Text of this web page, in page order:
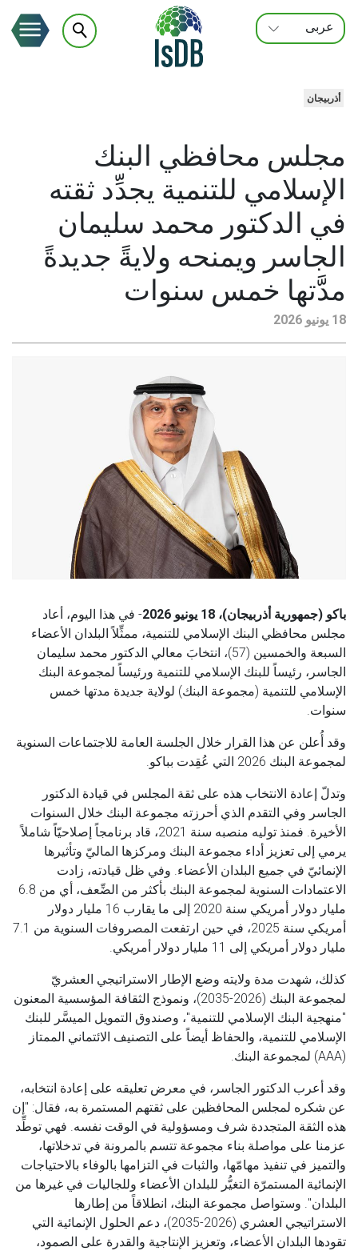
عربى
ENGLISH
FRANÇAIS
أذربيجان
مجلس محافظي البنك
الإسلامي للتنمية يجدِّد ثقته
في الدكتور محمد سليمان
الجاسر ويمنحه ولايةً جديدةً
مدَّتها خمس سنوات
18 يونيو 2026
باكو (جمهورية أذربيجان)، 18 يونيو 2026
- في هذا اليوم، أعاد
مجلس محافظي البنك الإسلامي للتنمية، ممثِّلاً البلدان الأعضاء
السبعة والخمسين (57)، انتخابَ معالي الدكتور محمد سليمان
الجاسر، رئيساً للبنك الإسلامي للتنمية ورئيساً لمجموعة البنك
الإسلامي للتنمية (مجموعة البنك) لولاية جديدة مدتها خمس
سنوات.
وقد أُعلن عن هذا القرار خلال الجلسة العامة للاجتماعات السنوية
لمجموعة البنك 2026 التي عُقِدت بباكو.
وتدلّ إعادة الانتخاب هذه على ثقة المجلس في قيادة الدكتور
الجاسر وفي التقدم الذي أحرزته مجموعة البنك خلال السنوات
الأخيرة. فمنذ توليه منصبه سنة 2021، قاد برنامجاً إصلاحيّاً شاملاً
يرمي إلى تعزيز أداء مجموعة البنك ومركزها الماليّ وتأثيرها
الإنمائيّ في جميع البلدان الأعضاء. وفي ظل قيادته، زادت
الاعتمادات السنوية لمجموعة البنك بأكثر من الضِّعف، أي من 6.8
مليار دولار أمريكي سنة 2020 إلى ما يقارب 16 مليار دولار
أمريكي سنة 2025، في حين ارتفعت المصروفات السنوية من 7.1
مليار دولار أمريكي إلى 11 مليار دولار أمريكي.
كذلك، شهدت مدة ولايته وضع الإطار الاستراتيجي العشريّ
لمجموعة البنك (2026-2035)، ونموذج الثقافة المؤسسية المعنون
"منهجية البنك الإسلامي للتنمية"، وصندوق التمويل الميسَّر للبنك
الإسلامي للتنمية، والحفاظ أيضاً على التصنيف الائتماني الممتاز
(AAA) لمجموعة البنك.
وقد أعرب الدكتور الجاسر، في معرض تعليقه على إعادة انتخابه،
عن شكره لمجلس المحافظين على ثقتهم المستمرة به، فقال: "إن
هذه الثقة المتجددة شرف ومسؤولية في الوقت نفسه. فهي توطِّد
عزمنا على مواصلة بناء مجموعة تتسم بالمرونة في تدخلاتها،
والتميز في تنفيذ مهامّها، والثبات في التزامها بالوفاء بالاحتياجات
الإنمائية المستمرّة التغيُّر للبلدان الأعضاء وللجاليات في غيرها من
البلدان". وستواصل مجموعة البنك، انطلاقاً من إطارها
الاستراتيجي العشري (2026-2035)، دعم الحلول الإنمائية التي
تقودها البلدان الأعضاء، وتعزيز الإنتاجية والقدرة على الصمود،